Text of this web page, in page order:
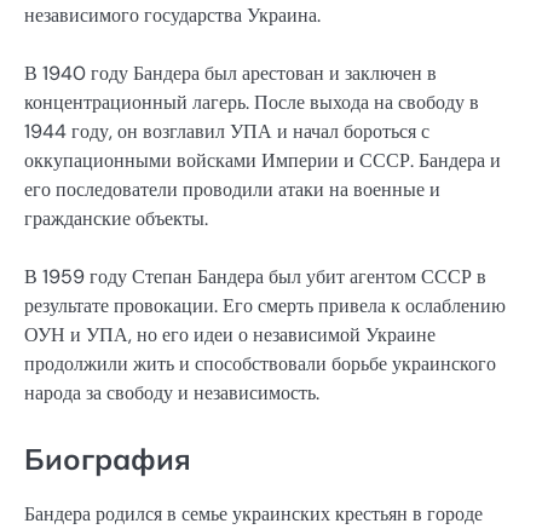
независимого государства Украина.
В 1940 году Бандера был арестован и заключен в
концентрационный лагерь. После выхода на свободу в
1944 году, он возглавил УПА и начал бороться с
оккупационными войсками Империи и СССР. Бандера и
его последователи проводили атаки на военные и
гражданские объекты.
В 1959 году Степан Бандера был убит агентом СССР в
результате провокации. Его смерть привела к ослаблению
ОУН и УПА, но его идеи о независимой Украине
продолжили жить и способствовали борьбе украинского
народа за свободу и независимость.
Биография
Бандера родился в семье украинских крестьян в городе